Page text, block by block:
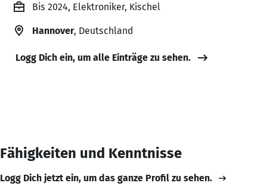
Bis 2024, Elektroniker, Kischel
Hannover, Deutschland
Logg Dich ein, um alle Einträge zu sehen.
Fähigkeiten und Kenntnisse
Logg Dich jetzt ein, um das ganze Profil zu sehen.